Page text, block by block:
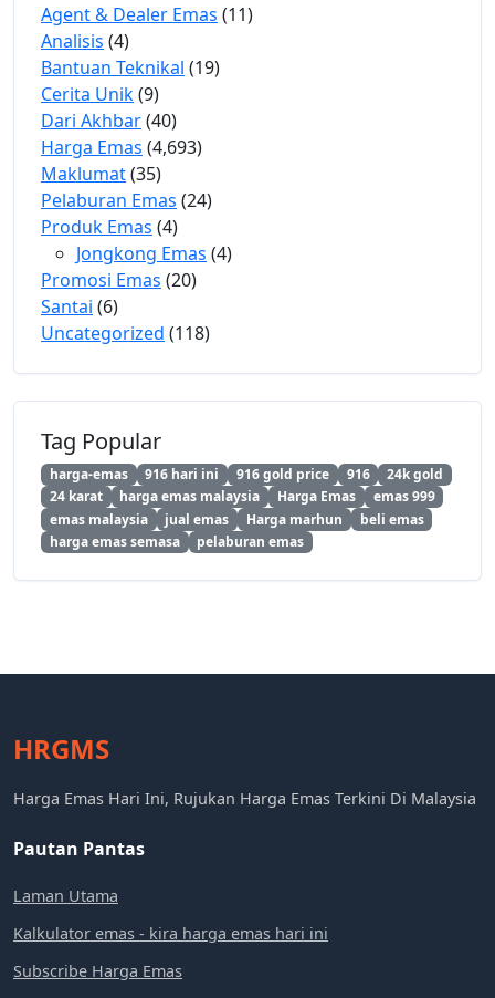
Agent & Dealer Emas (11)
Analisis (4)
Bantuan Teknikal (19)
Cerita Unik(9)
Dari Akhbar(40)
Harga Emas (4,693)
Maklumat(35)
Pelaburan Emas (24)
Produk Emas (4)
Jongkong Emas (4)
Promosi Emas (20)
Santai (6)
Uncategorized (118)
Tag Popular
harga-emas 916 hari ini 916 gold price 916
24k gold
24 karat
harga emas malaysia Harga Emas
emas 999
emas malaysia
jual emas Harga marhun
beli emas
harga emas semasa
pelaburan emas
HRGMS
Harga Emas Hari Ini, Rujukan Harga Emas Terkini Di Malaysia
Pautan Pantas
Laman Utama
Kalkulator emas - kira harga emas hari ini
Subscribe Harga Emas